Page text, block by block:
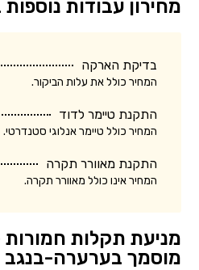
מחירון עבודות
בדיקת הארקה
המחיר כולל את עלות הביקור.
התקנת טיימר לדוד
המחיר כולל טיימר אנלוגי סטנדרטי.
התקנת מאוורר תקרה
המחיר אינו כולל מאוורר תקרה.
מניעת תקלות
מוסמך בערערה-בנגב